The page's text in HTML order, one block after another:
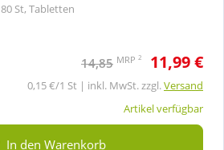
80 St, Tabletten
14,85 MRP 2 11,99 €
0,15 €/1 St | inkl. MwSt. zzgl.Versand
Artikel verfügbar
In den Warenkorb